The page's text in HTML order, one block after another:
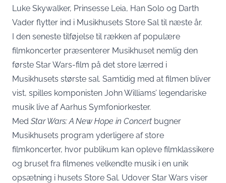
Luke Skywalker, Prinsesse Leia, Han Solo og Darth
Vader flytter ind i Musikhusets Store Sal til næste år.
I den seneste tilføjelse til rækken af populære
filmkoncerter præsenterer Musikhuset nemlig den
første Star Wars-film på det store lærred i
Musikhusets største sal. Samtidig med at filmen bliver
vist, spilles komponisten John Williams’ legendariske
musik live af Aarhus Symfoniorkester.
Med Star Wars: A New Hope in Concert bugner
Musikhusets program yderligere af store
filmkoncerter, hvor publikum kan opleve filmklassikere
og bruset fra filmenes velkendte musik i en unik
opsætning i husets Store Sal. Udover Star Wars viser